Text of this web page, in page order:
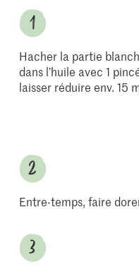
Hacher la partie
dans l’huile avec 1
laisser réduire env. 15
Entre-temps, faire